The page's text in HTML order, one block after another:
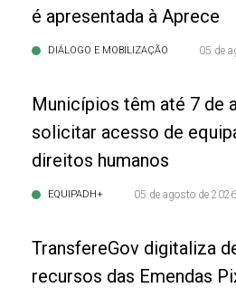
é apresentada à Aprece
DIÁLOGO E MOBILIZAÇÃO 05 de
Municípios têm até 7 de
solicitar acesso de
direitos humanos
EQUIPADH+ 05 de agosto de 2026
TransfereGov digitaliza
recursos das Emendas